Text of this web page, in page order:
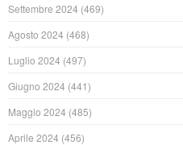
Settembre 2024 (469)
Agosto 2024 (468)
Luglio 2024 (497)
Giugno 2024 (441)
Maggio 2024 (485)
Aprile 2024 (456)